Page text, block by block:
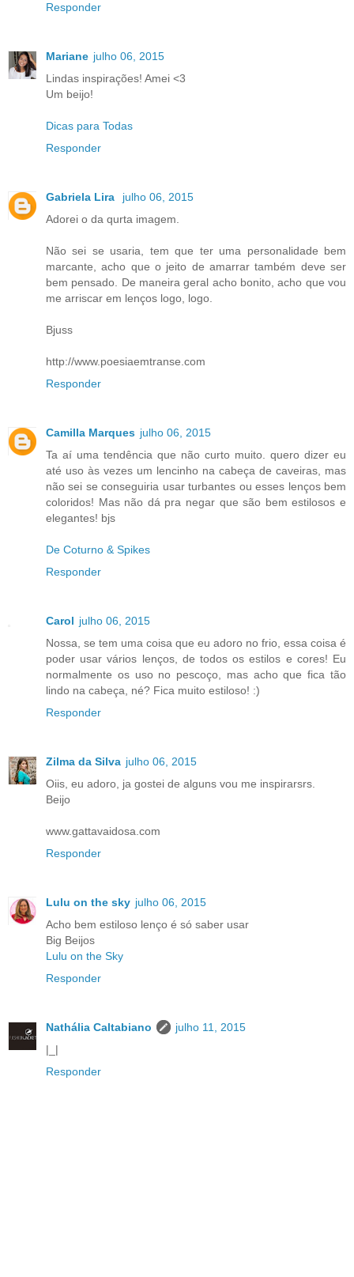
Responder
Mariane julho 06, 2015
Lindas inspirações! Amei <3
Um beijo!
Dicas para Todas
Responder
Gabriela Lira
julho 06, 2015
Adorei o da qurta imagem.
Não sei se usaria, tem que ter uma personalidade bem
marcante, acho que o jeito de amarrar também deve ser
bem pensado. De maneira geral acho bonito, acho que vou
me arriscar em lenços logo, logo.
Bjuss
http://www.poesiaemtranse.com
Responder
Camilla Marques julho 06, 2015
Ta aí uma tendência que não curto muito. quero dizer eu
até uso às vezes um lencinho na cabeça de caveiras, mas
não sei se conseguiria usar turbantes ou esses lenços bem
coloridos! Mas não dá pra negar que são bem estilosos e
elegantes! bjs
De Coturno & Spikes
Responder
Carol julho 06, 2015
Nossa, se tem uma coisa que eu adoro no frio, essa coisa é
poder usar vários lenços, de todos os estilos e cores! Eu
normalmente os uso no pescoço, mas acho que fica tão
lindo na cabeça, né? Fica muito estiloso! :)
Responder
Zilma da Silva julho 06, 2015
Oiis, eu adoro, ja gostei de alguns vou me inspirarsrs.
Beijo
www.gattavaidosa.com
Responder
Lulu on the sky julho 06, 2015
Acho bem estiloso lenço é só saber usar
Big Beijos
Lulu on the Sky
Responder
Nathália Caltabiano
julho 11, 2015
|_|
Responder